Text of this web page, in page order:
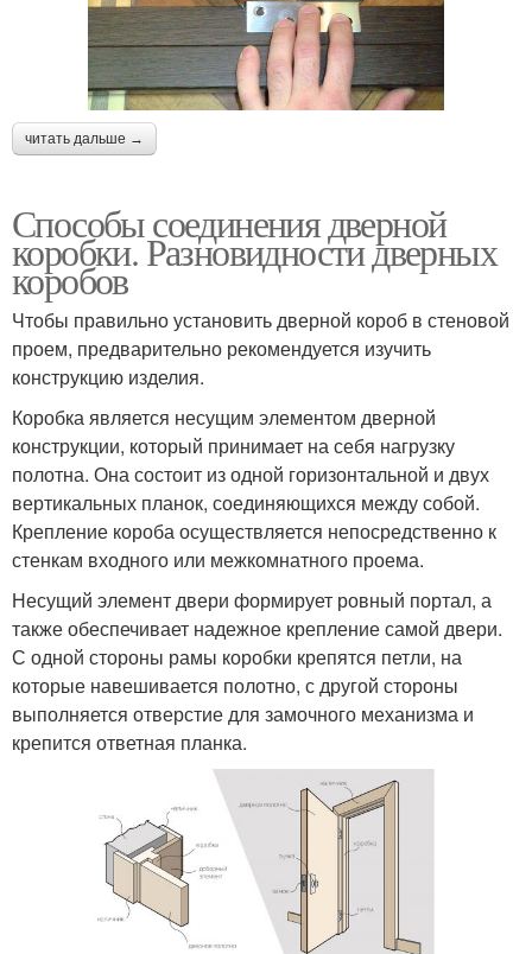
Коробки без порога
читать дальше →
Способы соединения дверной
коробки. Разновидности дверных
коробов
Чтобы правильно установить дверной короб в стеновой
проем, предварительно рекомендуется изучить
конструкцию изделия.
Коробка является несущим элементом дверной
конструкции, который принимает на себя нагрузку
полотна. Она состоит из одной горизонтальной и двух
вертикальных планок, соединяющихся между собой.
Крепление короба осуществляется непосредственно к
стенкам входного или межкомнатного проема.
Несущий элемент двери формирует ровный портал, а
также обеспечивает надежное крепление самой двери.
С одной стороны рамы коробки крепятся петли, на
которые навешивается полотно, с другой стороны
выполняется отверстие для замочного механизма и
крепится ответная планка.